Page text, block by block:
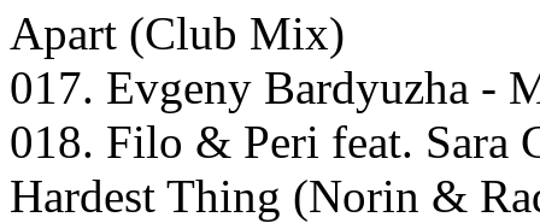
Apart (Club Mix)
017. Evgeny Bardyuzha -
018. Filo & Peri feat. Sara
Hardest Thing (Norin &